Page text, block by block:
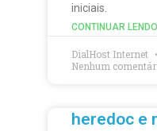
iniciais.
CONTINUAR LENDO
DialHost Internet
Nenhum
heredoc e